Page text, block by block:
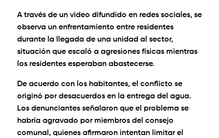
A través de un video difundido en redes sociales, se
observa un enfrentamiento entre residentes
durante la llegada de una unidad al sector,
situación que escaló a agresiones físicas mientras
los residentes esperaban abastecerse.
De acuerdo con los habitantes, el conflicto se
originó por desacuerdos en la entrega del agua.
Los denunciantes señalaron que el problema se
habría agravado por miembros del consejo
comunal, quienes afirmaron intentan limitar el